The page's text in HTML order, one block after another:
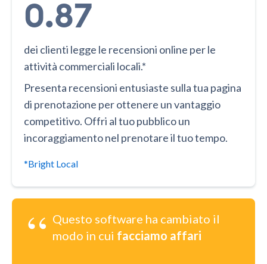
0.87
dei clienti legge le recensioni online per le
attività commerciali locali.*
Presenta recensioni entusiaste sulla tua pagina
di prenotazione per ottenere un vantaggio
competitivo. Offri al tuo pubblico un
incoraggiamento nel prenotare il tuo tempo.
*Bright Local
“ Questo software ha cambiato il
modo in cui facciamo affari